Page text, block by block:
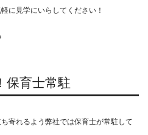
に見学にいらしてください！
保育士常駐
寄れるよう弊社では保育士が常駐して